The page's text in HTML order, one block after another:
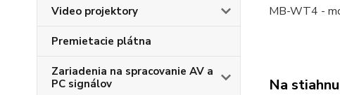
Video projektory
Premietacie plátna
Zariadenia na spracovanie AV a
PC signálov
MB-WT4 -
Na